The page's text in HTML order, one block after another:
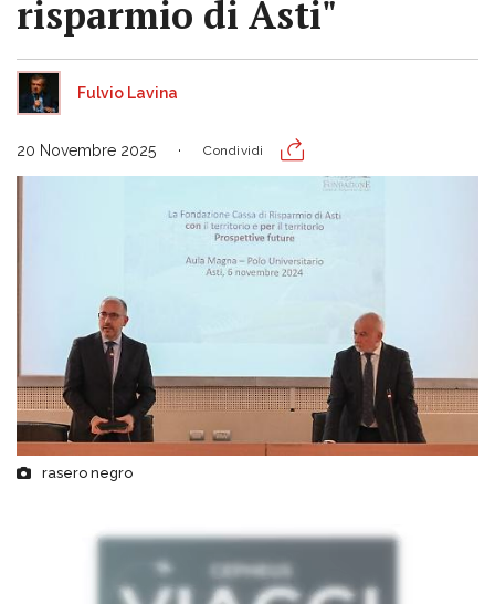
risparmio di Asti"
Fulvio Lavina
20 Novembre 2025 Condividi
rasero negro